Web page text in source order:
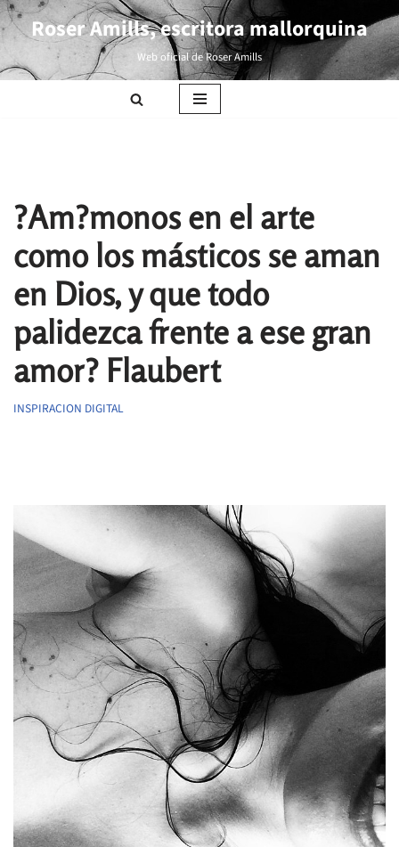
Saltar
al
Roser Amills, escritora mallorquina
Web oficial de Roser Amills
?Am?monos en el arte
como los másticos se aman
en Dios, y que todo
palidezca frente a ese gran
amor? Flaubert
INSPIRACION DIGITAL